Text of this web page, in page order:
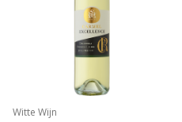
Witte Wijn